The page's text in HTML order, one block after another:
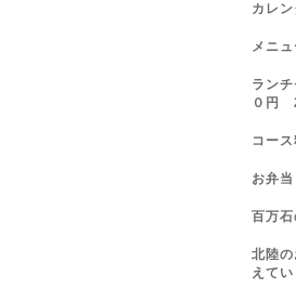
カレ
メニュ
ラン
０円
コー
お弁
百万石
北陸
えてい